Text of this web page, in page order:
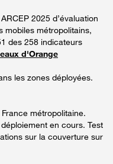
2025 d’évaluation
mobiles métropolitains,
des 258 indicateurs
d'Orange
les zones déployées.
France métropolitaine.
en cours. Test
sur la couverture sur